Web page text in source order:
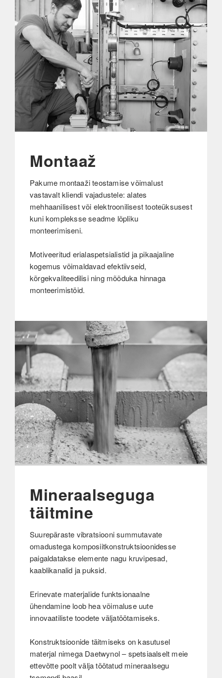
Montaaž
Pakume montaaži teostamise võimalust
vastavalt kliendi vajadustele: alates
mehhaanilisest või elektroonilisest tooteüksusest
kuni kompleksse seadme lõpliku
monteerimiseni.
Motiveeritud erialaspetsialistid ja pikaajaline
kogemus võimaldavad efektiivseid,
kõrgekvaliteedilisi ning mõõduka hinnaga
monteerimistöid.
Mineraalseguga
täitmine
Suurepäraste vibratsiooni summutavate
omadustega komposiitkonstruktsioonidesse
paigaldatakse elemente nagu kruvipesad,
kaablikanalid ja puksid.
Erinevate materjalide funktsionaalne
ühendamine loob hea võimaluse uute
innovaatiliste toodete väljatöötamiseks.
Konstruktsioonide täitmiseks on kasutusel
materjal nimega Daetwynol – spetsiaalselt meie
ettevõtte poolt välja töötatud mineraalsegu